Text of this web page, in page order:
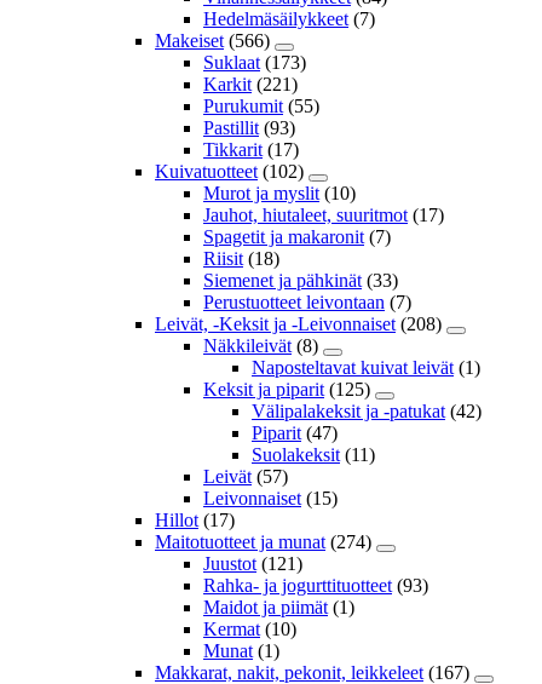
Hedelmäsäilykkeet (7)
Makeiset (566)
Suklaat (173)
Karkit (221)
Purukumit (55)
Pastillit (93)
Tikkarit (17)
Kuivatuotteet (102)
Murot ja myslit (10)
Jauhot, hiutaleet, suuritmot (17)
Spagetit ja makaronit (7)
Riisit (18)
Siemenet ja pähkinät (33)
Perustuotteet leivontaan (7)
Leivät, -Keksit ja -Leivonnaiset (208)
Näkkileivät (8)
Naposteltavat kuivat leivät (1)
Keksit ja piparit (125)
Välipalakeksit ja -patukat (42)
Piparit (47)
Suolakeksit (11)
Leivät (57)
Leivonnaiset (15)
Hillot (17)
Maitotuotteet ja munat (274)
Juustot (121)
Rahka- ja jogurttituotteet (93)
Maidot ja piimät (1)
Kermat (10)
Munat (1)
Makkarat, nakit, pekonit, leikkeleet (167)